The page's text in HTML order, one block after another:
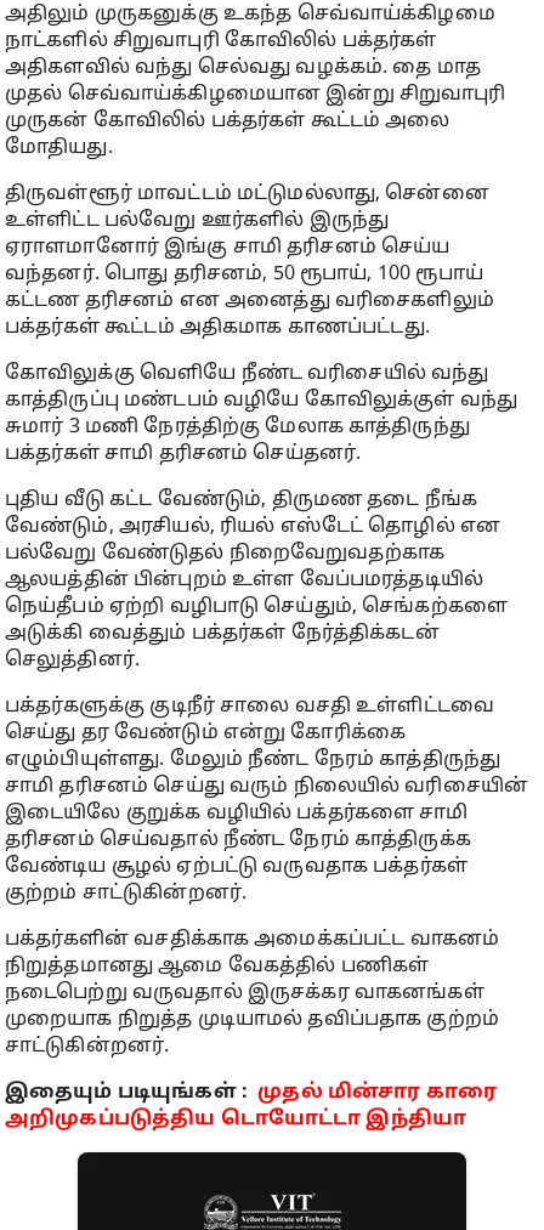
அதிலும் முருகனுக்கு உகந்த செவ்வாய்க்கிழமை
நாட்களில் சிறுவாபுரி கோவிலில் பக்தர்கள்
அதிகளவில் வந்து செல்வது வழக்கம். தை மாத
முதல் செவ்வாய்க்கிழமையான இன்று சிறுவாபுரி
முருகன் கோவிலில் பக்தர்கள் கூட்டம் அலை
மோதியது.
திருவள்ளூர் மாவட்டம் மட்டுமல்லாது, சென்னை
உள்ளிட்ட பல்வேறு ஊர்களில் இருந்து
ஏராளமானோர் இங்கு சாமி தரிசனம் செய்ய
வந்தனர். பொது தரிசனம், 50 ரூபாய், 100 ரூபாய்
கட்டண தரிசனம் என அனைத்து வரிசைகளிலும்
பக்தர்கள் கூட்டம் அதிகமாக காணப்பட்டது.
கோவிலுக்கு வெளியே நீண்ட வரிசையில் வந்து
காத்திருப்பு மண்டபம் வழியே கோவிலுக்குள் வந்து
சுமார் 3 மணி நேரத்திற்கு மேலாக காத்திருந்து
பக்தர்கள் சாமி தரிசனம் செய்தனர்.
புதிய வீடு கட்ட வேண்டும், திருமண தடை நீங்க
வேண்டும், அரசியல், ரியல் எஸ்டேட் தொழில் என
பல்வேறு வேண்டுதல் நிறைவேறுவதற்காக
ஆலயத்தின் பின்புறம் உள்ள வேப்பமரத்தடியில்
நெய்தீபம் ஏற்றி வழிபாடு செய்தும், செங்கற்களை
அடுக்கி வைத்தும் பக்தர்கள் நேர்த்திக்கடன்
செலுத்தினர்.
பக்தர்களுக்கு குடிநீர் சாலை வசதி உள்ளிட்டவை
செய்து தர வேண்டும் என்று கோரிக்கை
எழும்பியுள்ளது. மேலும் நீண்ட நேரம் காத்திருந்து
சாமி தரிசனம் செய்து வரும் நிலையில் வரிசையின்
இடையிலே குறுக்க வழியில் பக்தர்களை சாமி
தரிசனம் செய்வதால் நீண்ட நேரம் காத்திருக்க
வேண்டிய சூழல் ஏற்பட்டு வருவதாக பக்தர்கள்
குற்றம் சாட்டுகின்றனர்.
பக்தர்களின் வசதிக்காக அமைக்கப்பட்ட வாகனம்
நிறுத்தமானது ஆமை வேகத்தில் பணிகள்
நடைபெற்று வருவதால் இருசக்கர வாகனங்கள்
முறையாக நிறுத்த முடியாமல் தவிப்பதாக குற்றம்
சாட்டுகின்றனர்.
இதையும் படியுங்கள் : முதல் மின்சார காரை
அறிமுகப்படுத்திய டொயோட்டா இந்தியா